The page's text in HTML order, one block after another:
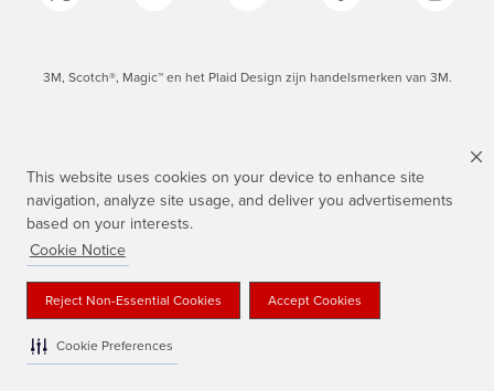
This website uses cookies on your device to enhance site
navigation, analyze site usage, and deliver you advertisements
based on your interests.
Cookie Notice
Reject Non-Essential Cookies Accept Cookies
Cookie Preferences
3M, Scotch®, Magic™ en het Plaid Design zijn handelsmerken van 3M.